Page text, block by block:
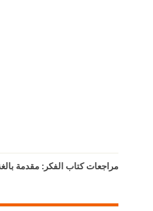
مراجعات كتاب الفكر: مقدمة بالغة